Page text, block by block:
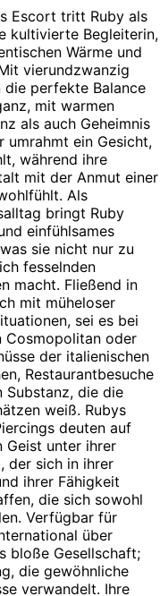
Escort tritt Ruby als
kultivierte Begleiterin,
Wärme und
vierundzwanzig
perfekte Balance
mit warmen
als auch Geheimnis
umrahmt ein Gesicht,
während ihre
mit der Anmut einer
Als
bringt Ruby
einfühlsames
sie nicht nur zu
fesselnden
macht. Fließend in
mit müheloser
sei es bei
Cosmopolitan oder
der italienischen
Restaurantbesuche
Substanz, die die
weiß. Rubys
deuten auf
Geist unter ihrer
der sich in ihrer
ihrer Fähigkeit
die sich sowohl
Verfügbar für
über
bloße Gesellschaft;
die gewöhnliche
verwandelt. Ihre